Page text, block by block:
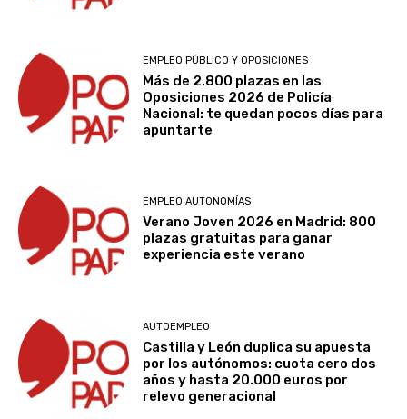
EMPLEO PÚBLICO Y OPOSICIONES
Más de 2.800 plazas en las
Oposiciones 2026 de Policía
Nacional: te quedan pocos días para
apuntarte
EMPLEO AUTONOMÍAS
Verano Joven 2026 en Madrid: 800
plazas gratuitas para ganar
experiencia este verano
AUTOEMPLEO
Castilla y León duplica su apuesta
por los autónomos: cuota cero dos
años y hasta 20.000 euros por
relevo generacional